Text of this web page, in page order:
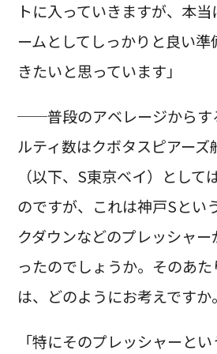
トに入っていきますが、本
ームとしてしっかりと良い準
きたいと思っています」
──普段のアベレージからす
ルティ数はクボタスピアーズ
（以下、S東京ベイ）として
のですが、これは神戸Sとい
クダウンなどのプレッシャ
ったのでしょうか。そのあ
は、どのようにお考えですか。
「特にそのプレッシャーと